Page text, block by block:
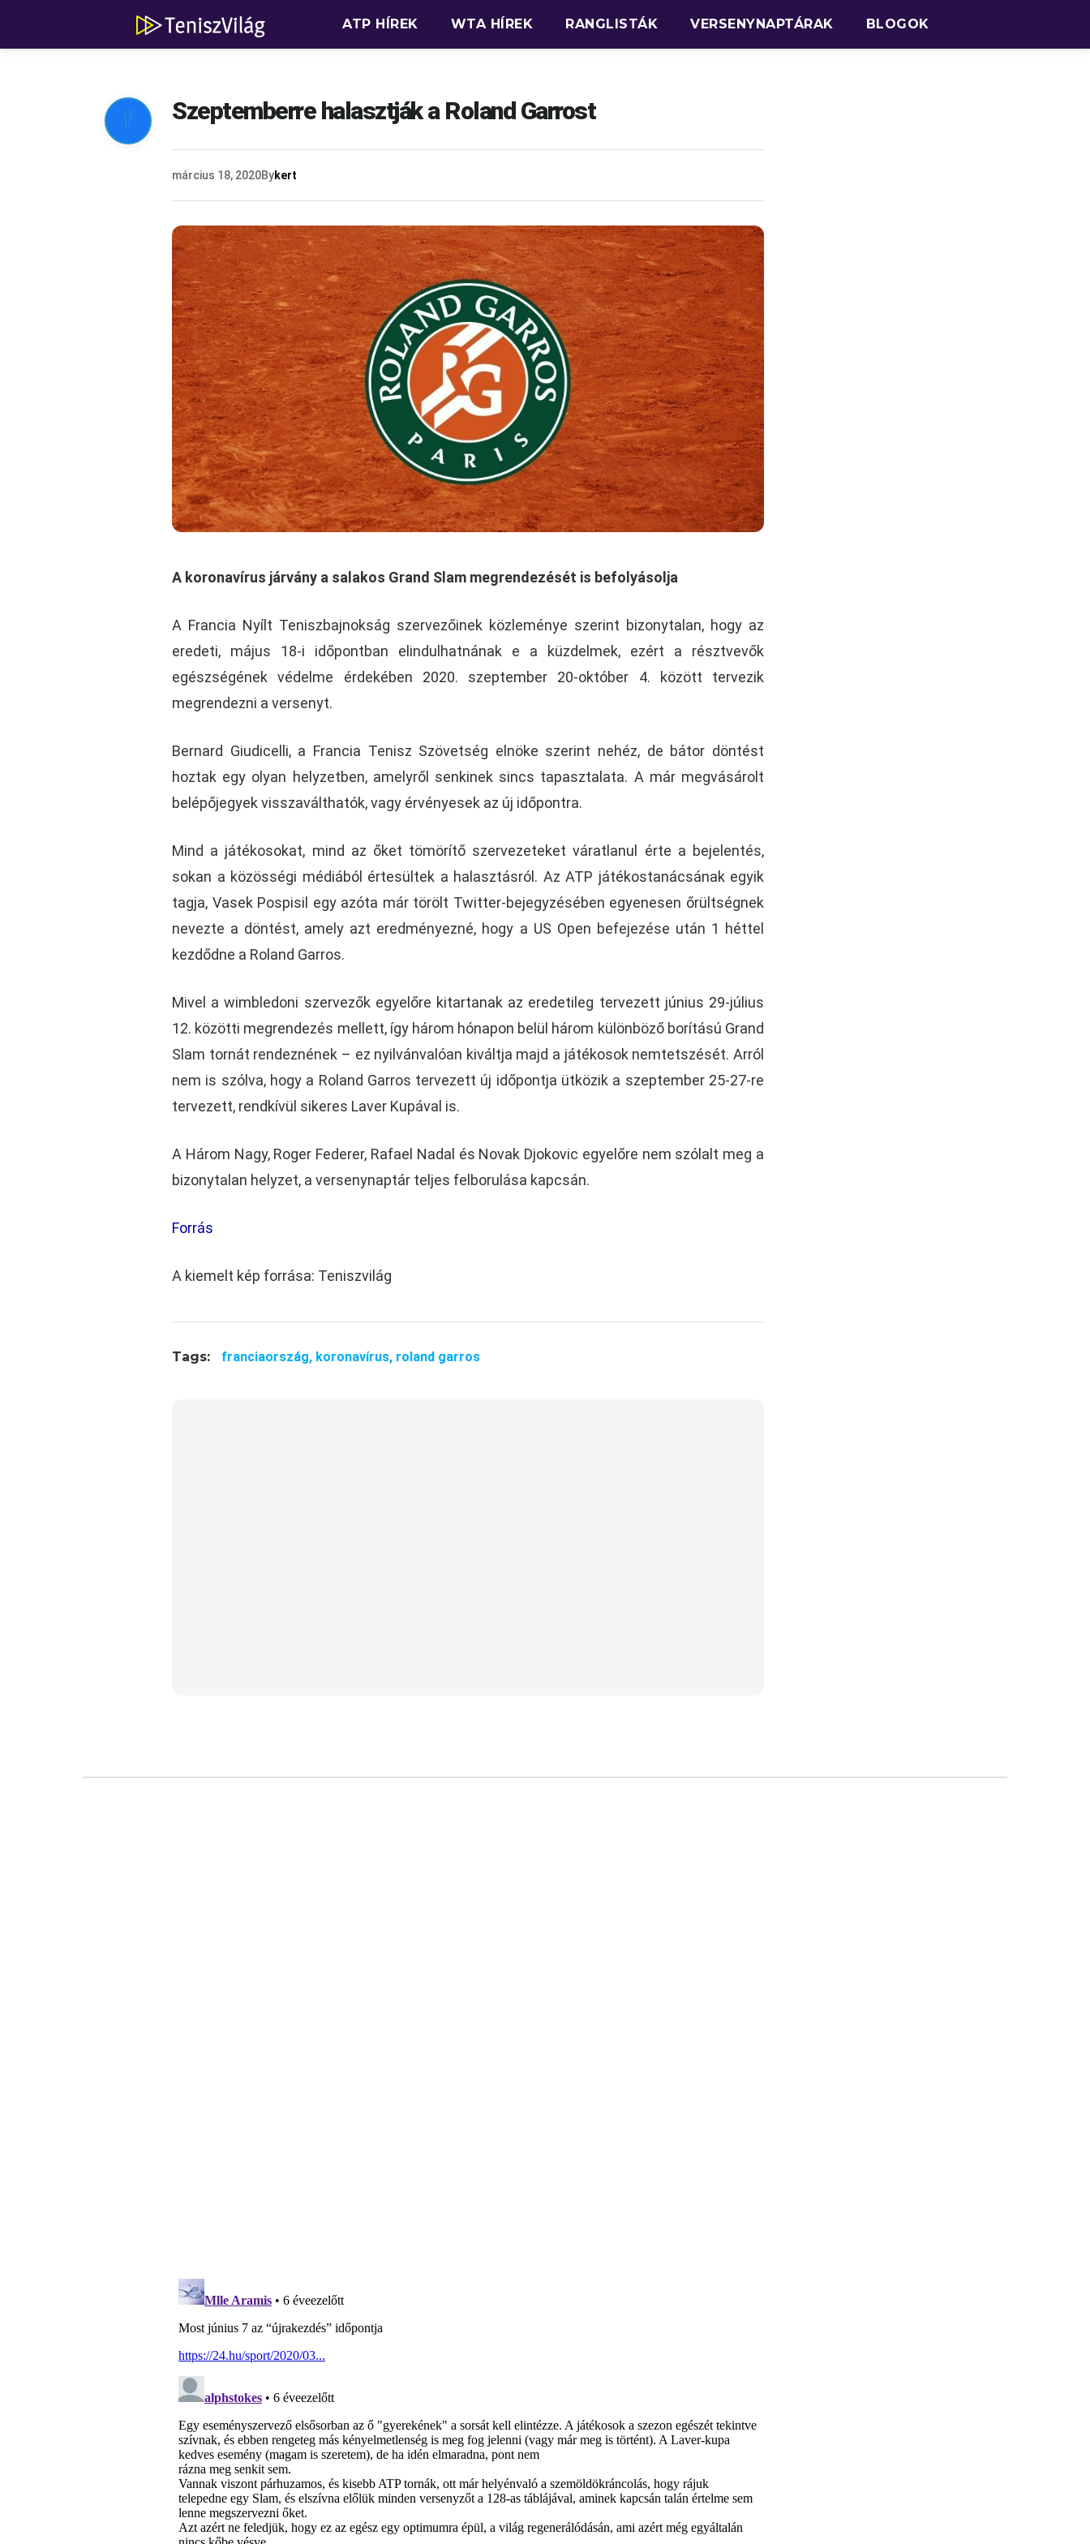
ATP HÍREK WTA HÍREK RANGLISTÁK VERSENYNAPTÁRAK BLOGOK
 Szeptemberre halasztják a Roland Garrost
március 18, 2020Bykert
A koronavírus járvány a salakos Grand Slam megrendezését is befolyásolja
A Francia Nyílt Teniszbajnokság szervezőinek közleménye szerint bizonytalan, hogy az
eredeti, május 18-i időpontban elindulhatnának e a küzdelmek, ezért a résztvevők
egészségének védelme érdekében 2020. szeptember 20-október 4. között tervezik
megrendezni a versenyt.
Bernard Giudicelli, a Francia Tenisz Szövetség elnöke szerint nehéz, de bátor döntést
hoztak egy olyan helyzetben, amelyről senkinek sincs tapasztalata. A már megvásárolt
belépőjegyek visszaválthatók, vagy érvényesek az új időpontra.
Mind a játékosokat, mind az őket tömörítő szervezeteket váratlanul érte a bejelentés,
sokan a közösségi médiából értesültek a halasztásról. Az ATP játékostanácsának egyik
tagja, Vasek Pospisil egy azóta már törölt Twitter-bejegyzésében egyenesen őrültségnek
nevezte a döntést, amely azt eredményezné, hogy a US Open befejezése után 1 héttel
kezdődne a Roland Garros.
Mivel a wimbledoni szervezők egyelőre kitartanak az eredetileg tervezett június 29-július
12. közötti megrendezés mellett, így három hónapon belül három különböző borítású Grand
Slam tornát rendeznének – ez nyilvánvalóan kiváltja majd a játékosok nemtetszését. Arról
nem is szólva, hogy a Roland Garros tervezett új időpontja ütközik a szeptember 25-27-re
tervezett, rendkívül sikeres Laver Kupával is.
A Három Nagy, Roger Federer, Rafael Nadal és Novak Djokovic egyelőre nem szólalt meg a
bizonytalan helyzet, a versenynaptár teljes felborulása kapcsán.
Forrás
A kiemelt kép forrása: Teniszvilág
Tags: franciaország, koronavírus, roland garros